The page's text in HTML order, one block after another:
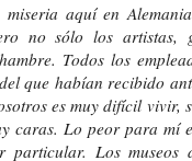
aquí en
no sólo los artistas,
Todos los
que habían recibido
es muy difícil vivir,
caras. Lo peor para mí
particular. Los museos